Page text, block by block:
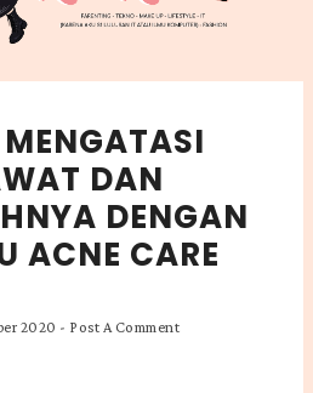
DAN
DENGAN
ACNE CARE
2020 - Post A Comment